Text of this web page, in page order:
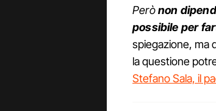
Perònon
possibile per
spiegazione, ma
la questione
Stefano Sala, il